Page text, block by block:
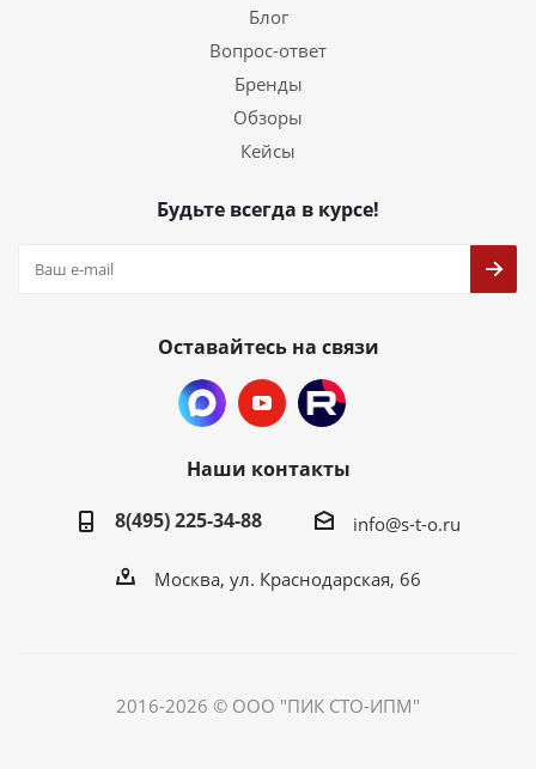
Блог
Вопрос-ответ
Бренды
Обзоры
Кейсы
Будьте всегда в курсе!
Оставайтесь на связи
Наши контакты
8(495) 225-34-88
info@s-t-o.ru
Москва, ул. Краснодарская, 66
2016-2026 © ООО "ПИК СТО-ИПМ"